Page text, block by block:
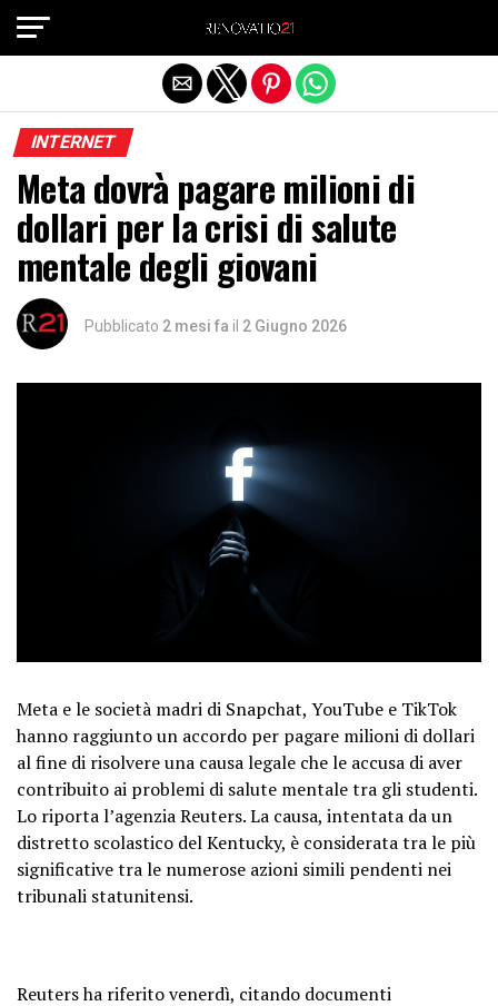
INTERNET
Meta dovrà pagare milioni di
dollari per la crisi di salute
mentale degli giovani
Pubblicato 2 mesi fa il 2 Giugno 2026
Meta e le società madri di Snapchat, YouTube e TikTok
hanno raggiunto un accordo per pagare milioni di dollari
al fine di risolvere una causa legale che le accusa di aver
contribuito ai problemi di salute mentale tra gli studenti.
Lo riporta l’agenzia Reuters. La causa, intentata da un
distretto scolastico del Kentucky, è considerata tra le più
significative tra le numerose azioni simili pendenti nei
tribunali statunitensi.
Reuters ha riferito venerdì, citando documenti
Exit mobile version